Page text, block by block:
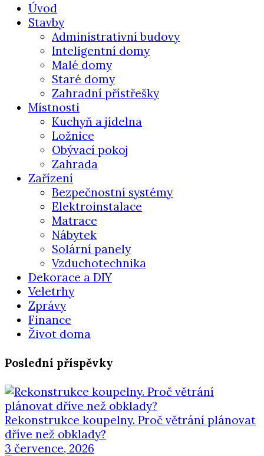
Úvod
Stavby
Administrativní budovy
Inteligentní domy
Malé domy
Staré domy
Zahradní přístřešky
Místnosti
Kuchyň a jídelna
Ložnice
Obývací pokoj
Zahrada
Zařízení
Bezpečnostní systémy
Elektroinstalace
Matrace
Nábytek
Solární panely
Vzduchotechnika
Dekorace a DIY
Veletrhy
Zprávy
Finance
Život doma
Poslední příspěvky
Rekonstrukce koupelny. Proč větrání plánovat
dříve než obklady?
3 července, 2026